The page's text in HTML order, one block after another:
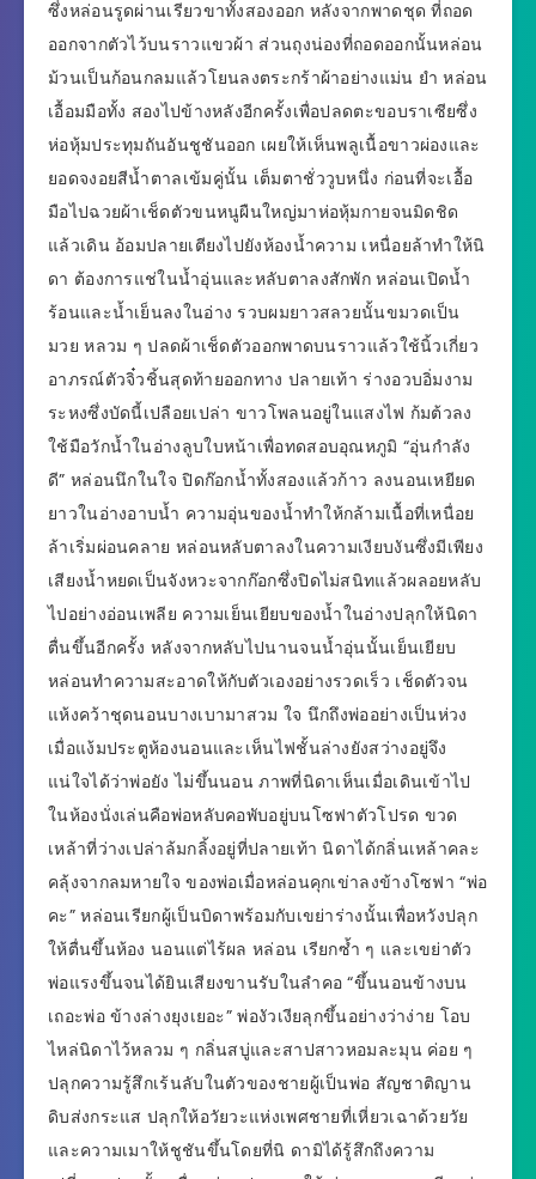
ซึ่งหล่อนรูดผ่านเรียวขาทั้งสองออก หลังจากพาดชุด ที่ถอด
ออกจากตัวไว้บนราวแขวผ้า ส่วนถุงน่องที่ถอดออกนั้นหล่อน
ม้วนเป็นก้อนกลมแล้วโยนลงตระกร้าผ้าอย่างแม่น ยำ หล่อน
เอื้อมมือทั้ง สองไปข้างหลังอีกครั้งเพื่อปลดตะขอบราเซียซึ่ง
ห่อหุ้มประทุมถันอันชูชันออก เผยให้เห็นพลูเนื้อขาวผ่องและ
ยอดจงอยสีน้ำตาลเข้มคู่นั้น เต็มตาชั่ววูบหนึ่ง ก่อนที่จะเอื้อ
มือไปฉวยผ้าเช็ดตัวขนหนูผืนใหญ่มาห่อหุ้มกายจนมิดชิด
แล้วเดิน อ้อมปลายเตียงไปยังห้องน้ำความ เหนื่อยล้าทำให้นิ
ดา ต้องการแช่ในน้ำอุ่นและหลับตาลงสักพัก หล่อนเปิดน้ำ
ร้อนและน้ำเย็นลงในอ่าง รวบผมยาวสลวยนั้นขมวดเป็น
มวย หลวม ๆ ปลดผ้าเช็ดตัวออกพาดบนราวแล้วใช้นิ้วเกี่ยว
อาภรณ์ตัวจิ๋วชิ้นสุดท้ายออกทาง ปลายเท้า ร่างอวบอิ่มงาม
ระหงซึ่งบัดนี้เปลือยเปล่า ขาวโพลนอยู่ในแสงไฟ ก้มต้วลง
ใช้มือวักน้ำในอ่างลูบใบหน้าเพื่อทดสอบอุณหภูมิ “อุ่นกำลัง
ดี” หล่อนนึกในใจ ปิดก๊อกน้ำทั้งสองแล้วก้าว ลงนอนเหยียด
ยาวในอ่างอาบน้ำ ความอุ่นของน้ำทำให้กล้ามเนื้อที่เหนื่อย
ล้าเริ่มผ่อนคลาย หล่อนหลับตาลงในความเงียบงันซึ่งมีเพียง
เสียงน้ำหยดเป็นจังหวะจากก๊อกซึ่งปิดไม่สนิทแล้วผลอยหลับ
ไปอย่างอ่อนเพลีย ความเย็นเยียบของน้ำในอ่างปลุกให้นิดา
ตื่นขึ้นอีกครั้ง หลังจากหลับไปนานจนน้ำอุ่นนั้นเย็นเยียบ
หล่อนทำความสะอาดให้กับตัวเองอย่างรวดเร็ว เช็ดตัวจน
แห้งคว้าชุดนอนบางเบามาสวม ใจ นึกถึงพ่ออย่างเป็นห่วง
เมื่อแง้มประตูห้องนอนและเห็นไฟชั้นล่างยังสว่างอยู่จึง
แน่ใจได้ว่าพ่อยัง ไม่ขึ้นนอน ภาพที่นิดาเห็นเมื่อเดินเข้าไป
ในห้องนั่งเล่นคือพ่อหลับคอพับอยู่บนโซฟาตัวโปรด ขวด
เหล้าที่ว่างเปล่าล้มกลิ้งอยู่ที่ปลายเท้า นิดาได้กลิ่นเหล้าคละ
คลุ้งจากลมหายใจ ของพ่อเมื่อหล่อนคุกเข่าลงข้างโซฟา “พ่อ
คะ” หล่อนเรียกผู้เป็นบิดาพร้อมกับเขย่าร่างนั้นเพื่อหวังปลุก
ให้ตื่นขึ้นห้อง นอนแต่ไร้ผล หล่อน เรียกซ้ำ ๆ และเขย่าตัว
พ่อแรงขึ้นจนได้ยินเสียงขานรับในลำคอ “ขึ้นนอนข้างบน
เถอะพ่อ ข้างล่างยุงเยอะ” พ่องัวเงียลุกขึ้นอย่างว่าง่าย โอบ
ไหล่นิดาไว้หลวม ๆ กลิ่นสบู่และสาปสาวหอมละมุน ค่อย ๆ
ปลุกความรู้สึกเร้นลับในตัวของชายผู้เป็นพ่อ สัญชาติญาน
ดิบส่งกระแส ปลุกให้อวัยวะแห่งเพศชายที่เหี่ยวเฉาด้วยวัย
และความเมาให้ชูชันขึ้นโดยที่นิ ดามิได้รู้สึกถึงความ